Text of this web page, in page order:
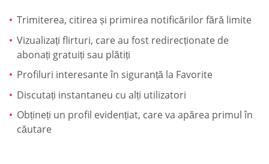
Trimiterea, citirea și primirea notificărilor fără limite
Vizualizați flirturi, care au fost redirecționate de
abonați gratuiți sau plătiți
Profiluri interesante în siguranță la Favorite
Discutați instantaneu cu alți utilizatori
Obțineți un profil evidențiat, care va apărea primul în
căutare